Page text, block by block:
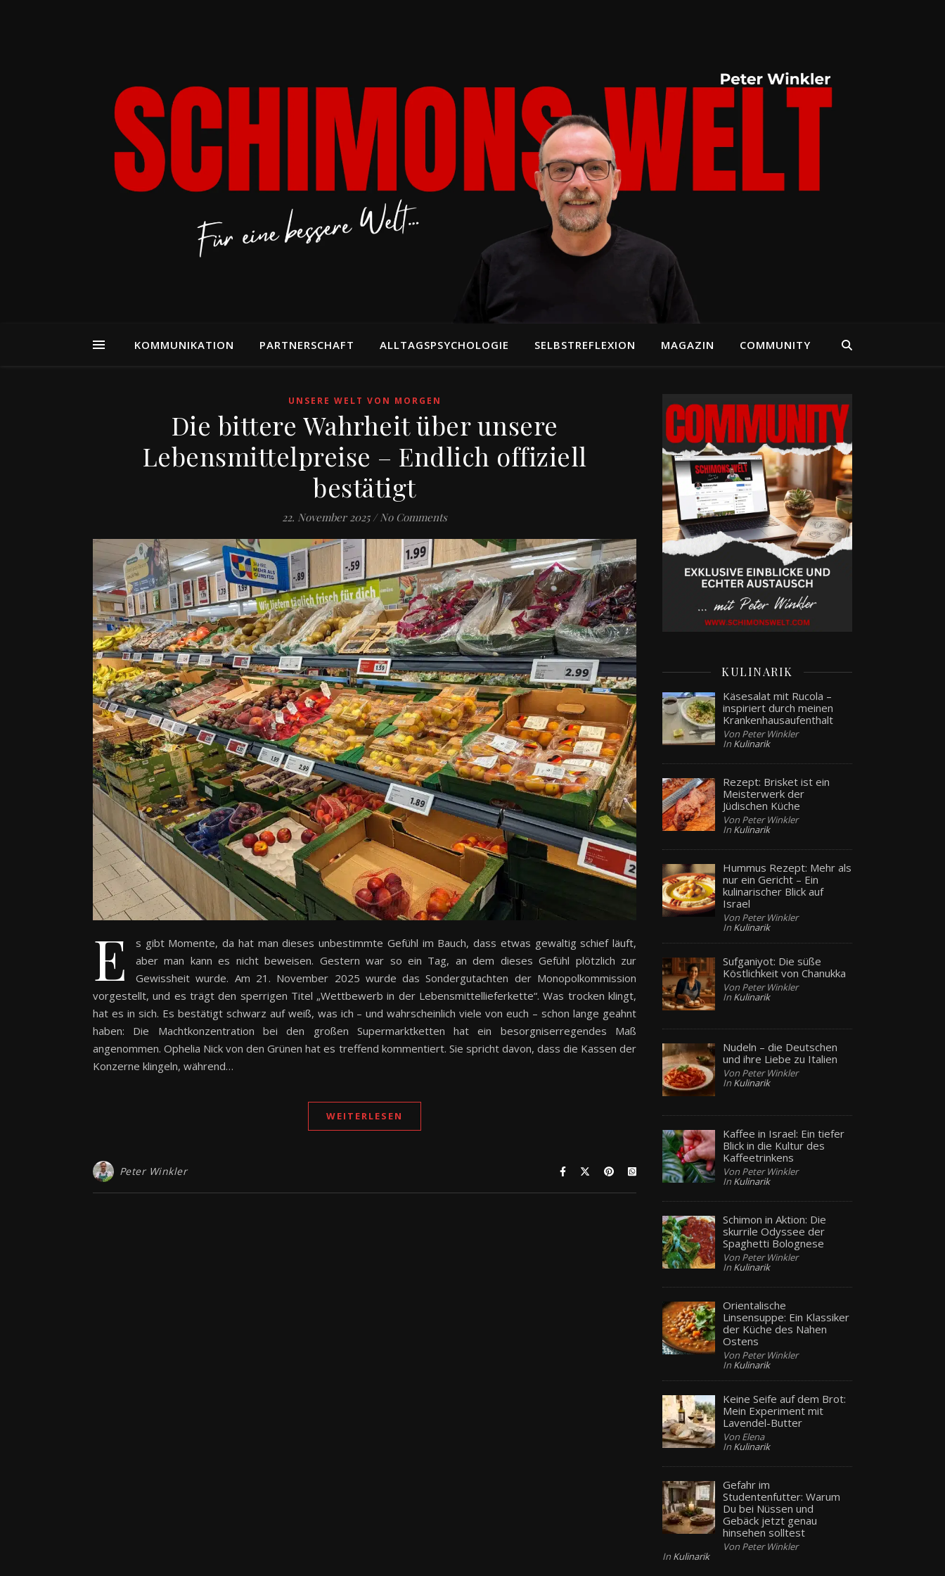
KOMMUNIKATION PARTNERSCHAFT ALLTAGSPSYCHOLOGIE SELBSTREFLEXION MAGAZIN COMMUNITY
UNSERE WELT VON MORGEN
Die bittere Wahrheit über unsere
Lebensmittelpreise – Endlich offiziell
bestätigt
22. November 2025 / No Comments
E
s gibt Momente, da hat man dieses unbestimmte Gefühl im Bauch, dass etwas gewaltig schief läuft,
aber man kann es nicht beweisen. Gestern war so ein Tag, an dem dieses Gefühl plötzlich zur
Gewissheit wurde. Am 21. November 2025 wurde das Sondergutachten der Monopolkommission
vorgestellt, und es trägt den sperrigen Titel „Wettbewerb in der Lebensmittellieferkette“. Was trocken klingt,
hat es in sich. Es bestätigt schwarz auf weiß, was ich – und wahrscheinlich viele von euch – schon lange geahnt
haben: Die Machtkonzentration bei den großen Supermarktketten hat ein besorgniserregendes Maß
angenommen. Ophelia Nick von den Grünen hat es treffend kommentiert. Sie spricht davon, dass die Kassen der
Konzerne klingeln, während…
WEITERLESEN
Peter Winkler
KULINARIK
Käsesalat mit Rucola –
inspiriert durch meinen
Krankenhausaufenthalt
Von Peter Winkler
In Kulinarik
Rezept: Brisket ist ein
Meisterwerk der
Jüdischen Küche
Von Peter Winkler
In Kulinarik
Hummus Rezept: Mehr als
nur ein Gericht – Ein
kulinarischer Blick auf
Israel
Von Peter Winkler
In Kulinarik
Sufganiyot: Die süße
Köstlichkeit von Chanukka
Von Peter Winkler
In Kulinarik
Nudeln – die Deutschen
und ihre Liebe zu Italien
Von Peter Winkler
In Kulinarik
Kaffee in Israel: Ein tiefer
Blick in die Kultur des
Kaffeetrinkens
Von Peter Winkler
In Kulinarik
Schimon in Aktion: Die
skurrile Odyssee der
Spaghetti Bolognese
Von Peter Winkler
In Kulinarik
Orientalische
Linsensuppe: Ein Klassiker
der Küche des Nahen
Ostens
Von Peter Winkler
In Kulinarik
Keine Seife auf dem Brot:
Mein Experiment mit
Lavendel-Butter
Von Elena
In Kulinarik
Gefahr im
Studentenfutter: Warum
Du bei Nüssen und
Gebäck jetzt genau
hinsehen solltest
Von Peter Winkler
In Kulinarik